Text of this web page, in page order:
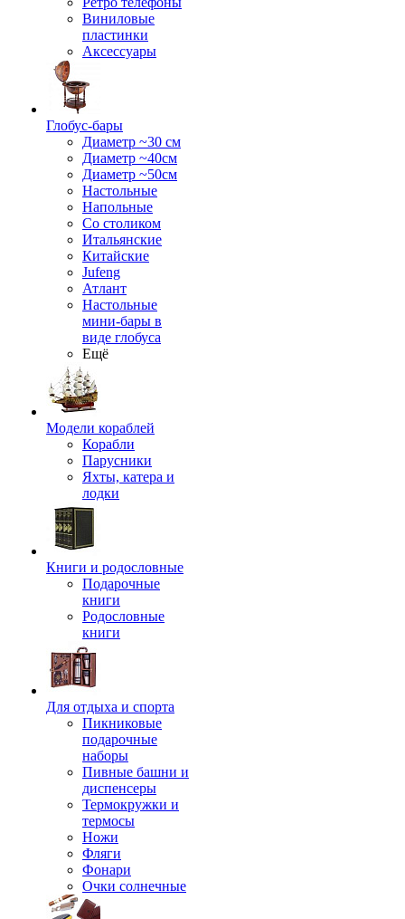
Виниловые
пластинки
Аксессуары
Глобус-бары
Диаметр ~30 см
Диаметр ~40см
Диаметр ~50см
Настольные
Напольные
Со столиком
Итальянские
Китайские
Jufeng
Атлант
Настольные
мини-бары в
виде глобуса
Ещё
Модели кораблей
Корабли
Парусники
Яхты, катера и
лодки
Книги и родословные
Подарочные
книги
Родословные
книги
Для отдыха и спорта
Пикниковые
подарочные
наборы
Пивные башни и
диспенсеры
Термокружки и
термосы
Ножи
Фляги
Фонари
Очки солнечные